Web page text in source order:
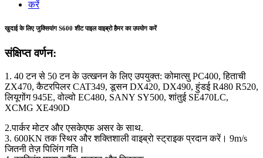
खुदाई के लिए जुक्सियांग S600 शीट पाइल वाइब्रो हैमर का उपयोग करें
संक्षिप्त वर्णन:
1. 40 टन से 50 टन के उत्खनन के लिए उपयुक्त: कोमात्सु PC400, हिताची
ZX470, कैटरपिलर CAT349, डूसन DX420, DX490, हुंडई R480 R520,
लियूगोंग 945E, वोल्वो EC480, SANY SY500, शांतुई SE470LC,
XCMG XE490D
2.पार्कर मोटर और एसकेएफ असर के साथ.
3. 600KN तक स्थिर और शक्तिशाली वाइब्रो स्ट्राइक प्रदान करें। 9m/s
जितनी तेज़ पिलिंग गति।